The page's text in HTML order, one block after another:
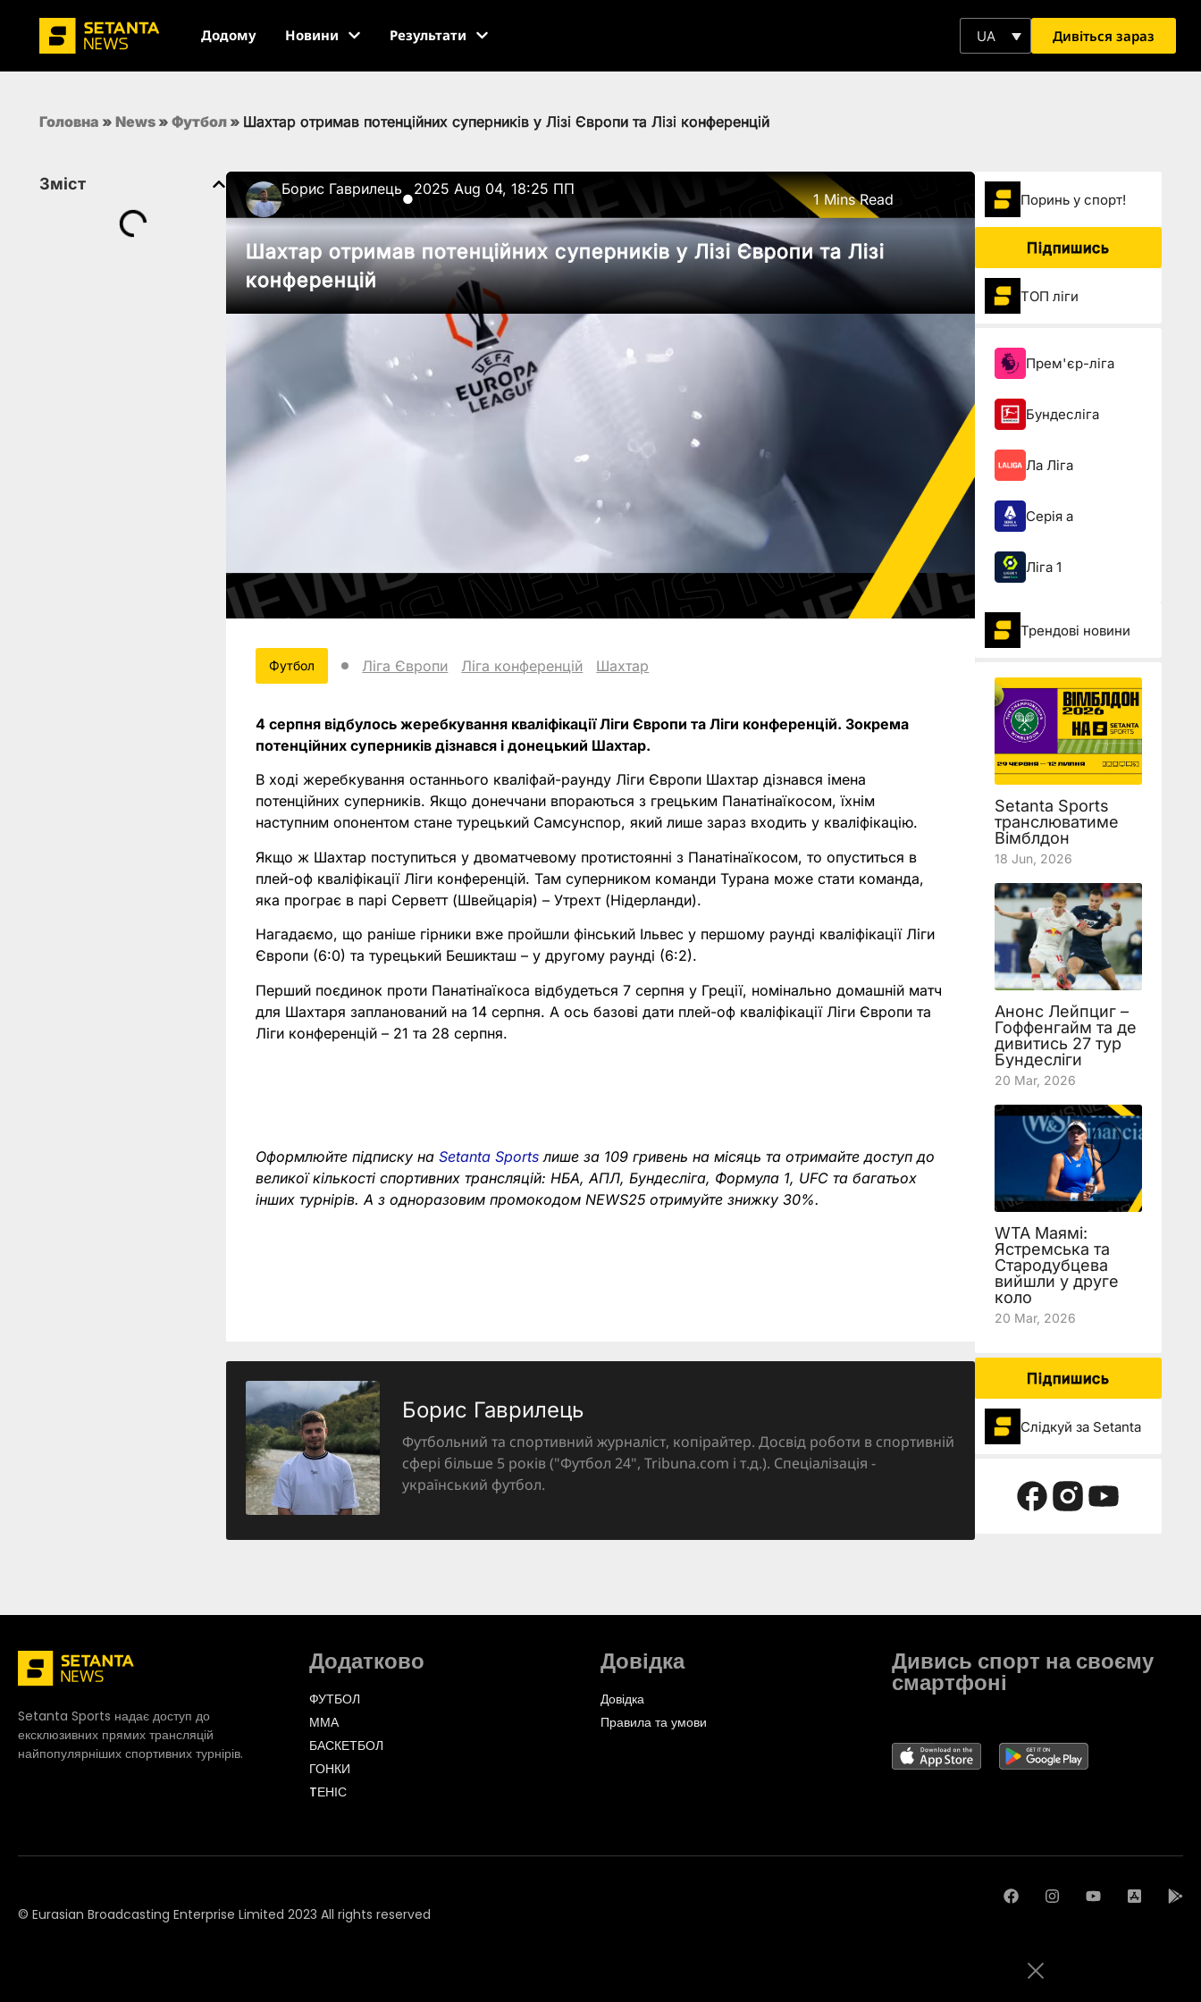
Додому Новини Результати UA Дивіться зараз
Головна » News » Футбол » Шахтар отримав потенційних суперників у Лізі Європи та Лізі конференцій
Зміст Борис Гаврилець
●
2025 Aug 04, 18:25 ПП
1 Mins Read
Шахтар отримав потенційних суперників у Лізі Європи та Лізі
конференцій
Футбол Ліга Європи Ліга конференцій Шахтар
4 серпня відбулось жеребкування кваліфікації Ліги Європи та Ліги конференцій. Зокрема
потенційних суперників дізнався і донецький Шахтар.
В ході жеребкування останнього кваліфай-раунду Ліги Європи Шахтар дізнався імена
потенційних суперників. Якщо донеччани впораються з грецьким Панатінаїкосом, їхнім
наступним опонентом стане турецький Самсунспор, який лише зараз входить у кваліфікацію.
Якщо ж Шахтар поступиться у двоматчевому протистоянні з Панатінаїкосом, то опуститься в
плей-оф кваліфікації Ліги конференцій. Там суперником команди Турана може стати команда,
яка програє в парі Серветт (Швейцарія) – Утрехт (Нідерланди).
Нагадаємо, що раніше гірники вже пройшли фінський Ільвес у першому раунді кваліфікації Ліги
Європи (6:0) та турецький Бешикташ – у другому раунді (6:2).
Перший поєдинок проти Панатінаїкоса відбудеться 7 серпня у Греції, номінально домашній матч
для Шахтаря запланований на 14 серпня. А ось базові дати плей-оф кваліфікації Ліги Європи та
Ліги конференцій – 21 та 28 серпня.
Оформлюйте підписку наSetanta Sports лише за 109 гривень на місяць та отримайте доступ до
великої кількості спортивних трансляцій: НБА, АПЛ, Бундесліга, Формула 1, UFC та багатьох
інших турнірів. А з одноразовим промокодом NEWS25 отримуйте знижку 30%.
Борис Гаврилець
Футбольний та спортивний журналіст, копірайтер. Досвід роботи в спортивній
сфері більше 5 років ("Футбол 24", Tribuna.com і т.д.). Спеціалізація -
український футбол.
Поринь у спорт!
Підпишись
ТОП ліги
Прем'єр-ліга
Бундесліга
Ла Ліга
Серія а
Ліга 1
Трендові новини
Setanta Sports
транслюватиме
Вімблдон
18 Jun, 2026
Анонс Лейпциг –
Гоффенгайм та де
дивитись 27 тур
Бундесліги
20 Mar, 2026
WTA Маямі:
Ястремська та
Стародубцева
вийшли у друге
коло
20 Mar, 2026
Підпишись
Слідкуй за Setanta
Setanta Sports надає доступ до
ексклюзивних прямих трансляцій
найпопулярніших спортивних турнірів.
Додатково
ФУТБОЛ
ММА
БАСКЕТБОЛ
ГОНКИ
TЕНІС
Довідка
Довідка
Правила та умови
Дивись спорт на своєму
смартфоні
© Eurasian Broadcasting Enterprise Limited 2023 All rights reserved